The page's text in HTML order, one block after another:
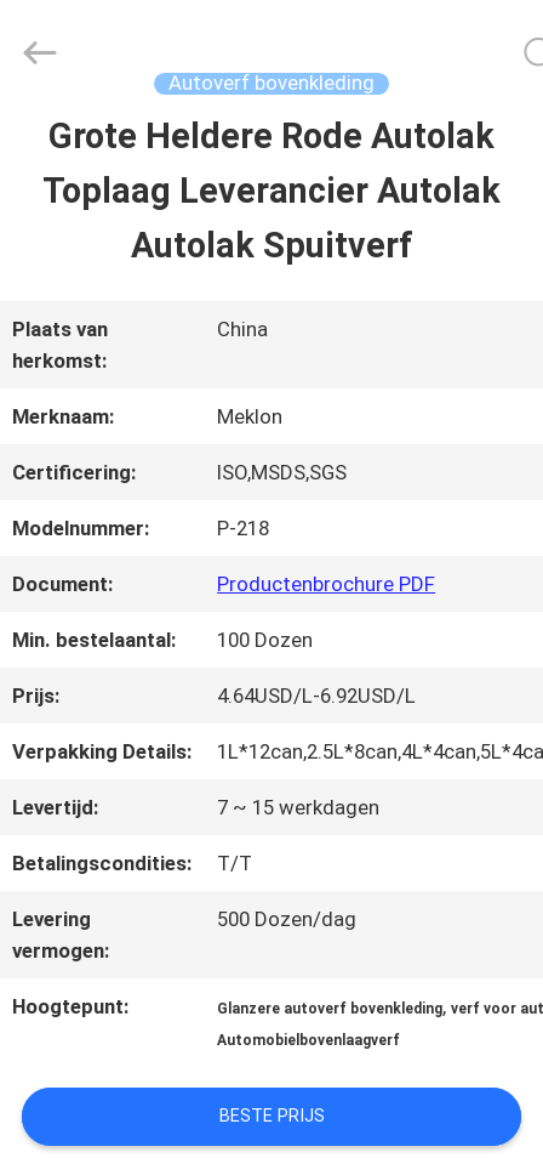
THUIS
PRODUCTEN
VIDEOS
OVER
ONS
KWALITEITSCONTROLE
CONTACTEER
ONS
NIEUWS
VRAAG
EEN
OFFERTE
AAN
Meklon
Autoverf bovenkleding
Grote Heldere Rode Autolak
Toplaag Leverancier Autolak
Autolak Spuitverf
Plaats van
herkomst:
China
Merknaam: Meklon
Certificering: ISO,MSDS,SGS
Modelnummer: P-218
Document: Productenbrochure PDF
Min. bestelaantal: 100 Dozen
Prijs: 4.64USD/L-6.92USD/L
Verpakking Details:
Levertijd: 7 ~ 15 werkdagen
Betalingscondities: T/T
Levering
vermogen:
500 Dozen/dag
Hoogtepunt: Glanzere autoverf bovenkleding,verf voor
Automobielbovenlaagverf
BESTE PRIJS